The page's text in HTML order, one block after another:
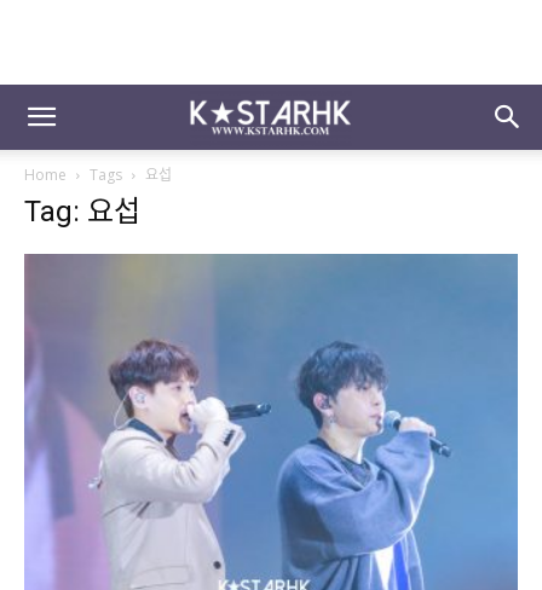
Home Tags 요섭
Tag: 요섭